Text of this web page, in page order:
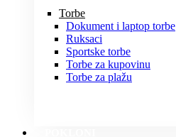
Torbe
Dokument i laptop torbe
Ruksaci
Sportske torbe
Torbe za kupovinu
Torbe za plažu